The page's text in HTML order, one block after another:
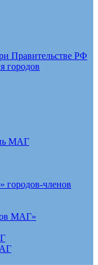
Правительстве РФ
городов
МАГ
городов-членов
МАГ»